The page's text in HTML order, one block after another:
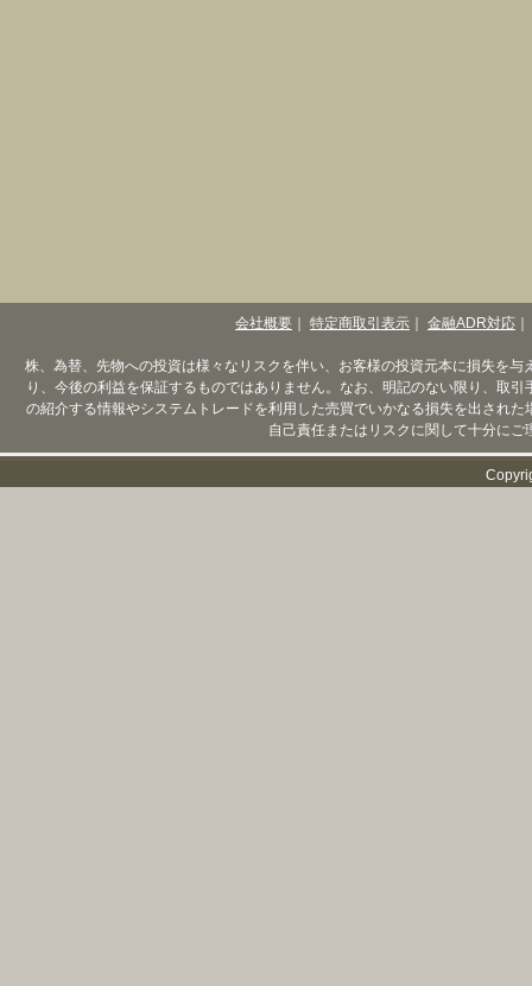
会社概要 特定商取引表示 金融ADR対応
株、為替、先物への投資は様々なリスクを伴い、お客様の投資元本に損失を
り、今後の利益を保証するものではありません。なお、明記のない限り、取
の紹介する情報やシステムトレードを利用した売買でいかなる損失を出され
自己責任またはリスクに関して十分に